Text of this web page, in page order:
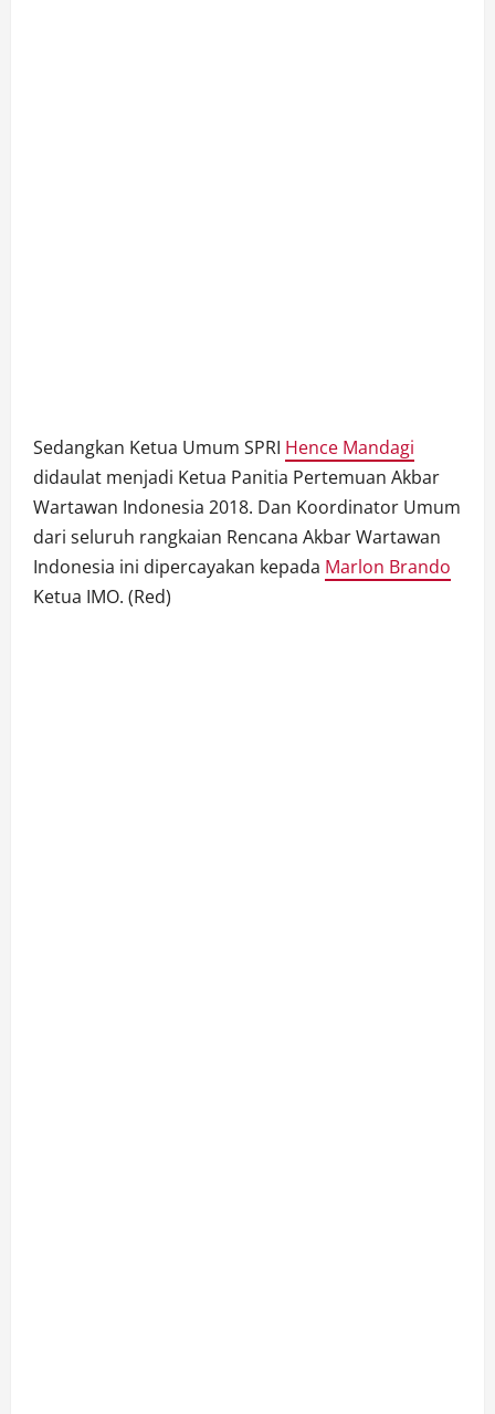
Sedangkan Ketua Umum SPRI Hence Mandagi
didaulat menjadi Ketua Panitia Pertemuan Akbar
Wartawan Indonesia 2018. Dan Koordinator Umum
dari seluruh rangkaian Rencana Akbar Wartawan
Indonesia ini dipercayakan kepada Marlon Brando
Ketua IMO. (Red)